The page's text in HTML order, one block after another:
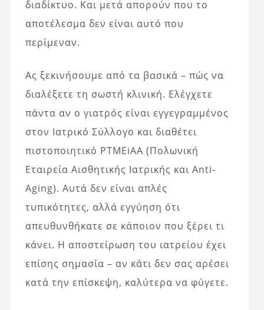
διαδίκτυο. Και μετά απορούν που το
αποτέλεσμα δεν είναι αυτό που
περίμεναν.
Ας ξεκινήσουμε από τα βασικά – πώς να
διαλέξετε τη σωστή κλινική. Ελέγχετε
πάντα αν ο γιατρός είναι εγγεγραμμένος
στον Ιατρικό Σύλλογο και διαθέτει
πιστοποιητικό PTMEiAA (Πολωνική
Εταιρεία Αισθητικής Ιατρικής και Anti-
Aging). Αυτά δεν είναι απλές
τυπικότητες, αλλά εγγύηση ότι
απευθυνθήκατε σε κάποιον που ξέρει τι
κάνει. Η αποστείρωση του ιατρείου έχει
επίσης σημασία – αν κάτι δεν σας αρέσει
κατά την επίσκεψη, καλύτερα να φύγετε.